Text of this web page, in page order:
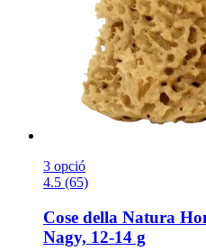
3 opció
4.5 (65)
Cose della Natura
Nagy, 12-​14 g